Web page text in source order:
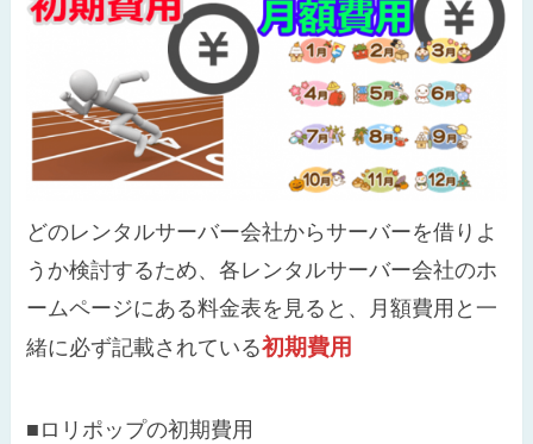
どのレンタルサーバー会社からサーバーを借りよ
うか検討するため、各レンタルサーバー会社のホ
ームページにある料金表を見ると、月額費用と一
緒に必ず記載されている初期費用
■ロリポップの初期費用